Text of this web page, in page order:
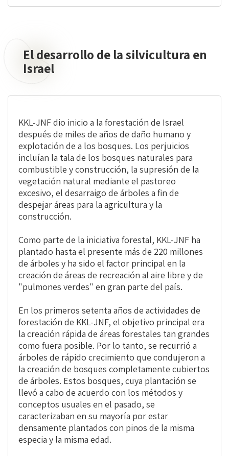
desarrollo
silvicultura
Israel
El desarrollo de la silvicultura en
Israel
KKL-JNF dio inicio a la forestación de Israel
después de miles de años de daño humano y
explotación de a los bosques. Los perjuicios
incluían la tala de los bosques naturales para
combustible y construcción, la supresión de la
vegetación natural mediante el pastoreo
excesivo, el desarraigo de árboles a fin de
despejar áreas para la agricultura y la
construcción.
Como parte de la iniciativa forestal, KKL-JNF ha
plantado hasta el presente más de 220 millones
de árboles y ha sido el factor principal en la
creación de áreas de recreación al aire libre y de
"pulmones verdes" en gran parte del país.
En los primeros setenta años de actividades de
forestación de KKL-JNF, el objetivo principal era
la creación rápida de áreas forestales tan grandes
como fuera posible. Por lo tanto, se recurrió a
árboles de rápido crecimiento que condujeron a
la creación de bosques completamente cubiertos
de árboles. Estos bosques, cuya plantación se
llevó a cabo de acuerdo con los métodos y
conceptos usuales en el pasado, se
caracterizaban en su mayoría por estar
densamente plantados con pinos de la misma
especia y la misma edad.